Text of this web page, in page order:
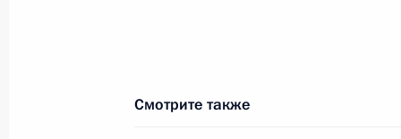
8 мая 2018 года, 12:00
Смотрите также